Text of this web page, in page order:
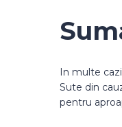
In multe
Sute din
pentru